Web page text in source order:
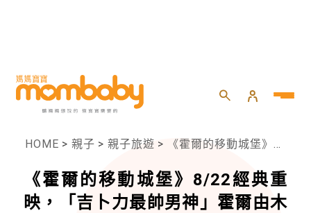
HOME > 親子 > 親子旅遊 > 《霍爾的移動城堡》8/22經典重映，「吉卜力最帥男神」霍爾由木村拓哉配音竟是這原因！
《霍爾的移動城堡》8/22經典重
映，「吉卜力最帥男神」霍爾由木